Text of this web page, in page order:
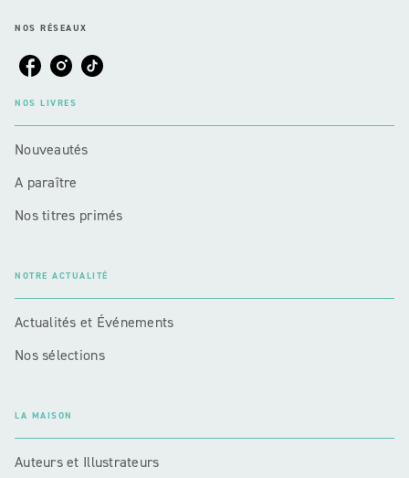
NOS RÉSEAUX
NOS LIVRES
Nouveautés
A paraître
Nos titres primés
NOTRE ACTUALITÉ
Actualités et Événements
Nos sélections
LA MAISON
Auteurs et Illustrateurs